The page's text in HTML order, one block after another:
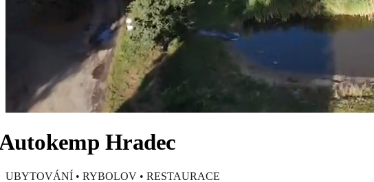
Hradec
UBYTOVÁNÍ • RYBOLOV • RESTAURACE